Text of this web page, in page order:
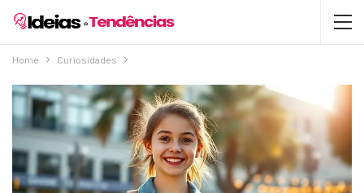
Home Curiosidades